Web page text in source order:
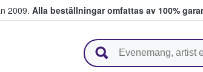
2009. Alla beställningar omfattas av 100%